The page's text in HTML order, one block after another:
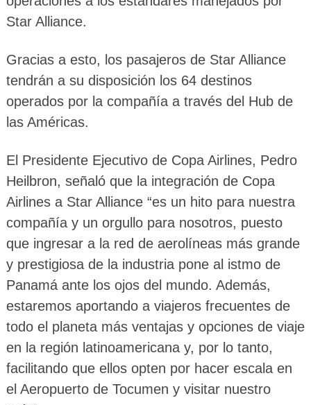
Star Alliance.
Gracias a esto, los pasajeros de Star Alliance
tendrán a su disposición los 64 destinos
operados por la compañía a través del Hub de
las Américas.
El Presidente Ejecutivo de Copa Airlines, Pedro
Heilbron, señaló que la integración de Copa
Airlines a Star Alliance “es un hito para nuestra
compañía y un orgullo para nosotros, puesto
que ingresar a la red de aerolíneas más grande
y prestigiosa de la industria pone al istmo de
Panamá ante los ojos del mundo. Además,
estaremos aportando a viajeros frecuentes de
todo el planeta más ventajas y opciones de viaje
en la región latinoamericana y, por lo tanto,
facilitando que ellos opten por hacer escala en
el Aeropuerto de Tocumen y visitar nuestro